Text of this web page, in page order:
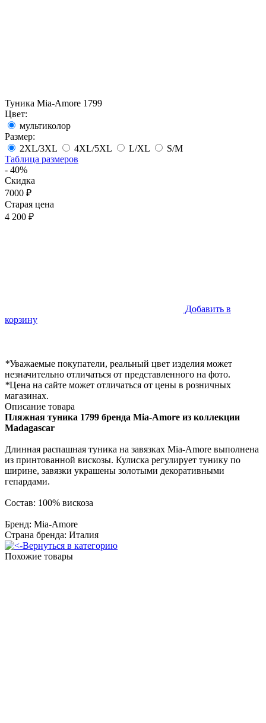
Туника Mia-Amore 1799
Цвет:
мультиколор
Размер:
2XL/3XL
4XL/5XL L/XL
S/M
Таблица размеров
- 40%
Скидка
7000 ₽
Старая цена
4 200 ₽
Добавить в
корзину
*Уважаемые покупатели, реальный цвет изделия может
незначительно отличаться от представленного на фото.
*Цена на сайте может отличаться от цены в розничных
магазинах.
Описание товара
Пляжная туника 1799 бренда Mia-Amore из коллекции
Madagascar
Длинная распашная туника на завязках Mia-Amore выполнена
из принтованной вискозы. Кулиска регулирует тунику по
ширине, завязки украшены золотыми декоративными
гепардами.
Состав: 100% вискоза
Бренд: Mia-Amore
Страна бренда: Италия
Вернуться в категорию
Похожие товары